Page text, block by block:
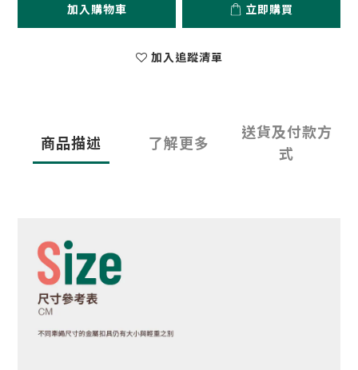
加入購物車 立即購買
加入追蹤清單
商品描述 了解更多
送貨及付款方
式